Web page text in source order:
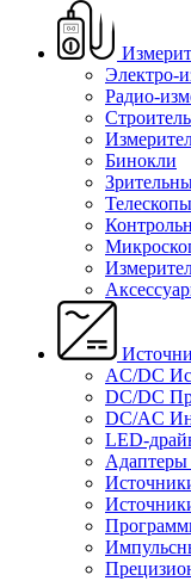
Электро-
Радио-
Бинокли
Телескопы
AC/DC
DC/DC
DC/AC
LED-
Адаптеры